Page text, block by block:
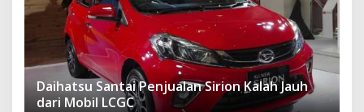
Daihatsu Santai Penjualan Sirion Kalah Jauh
dari Mobil LCGC